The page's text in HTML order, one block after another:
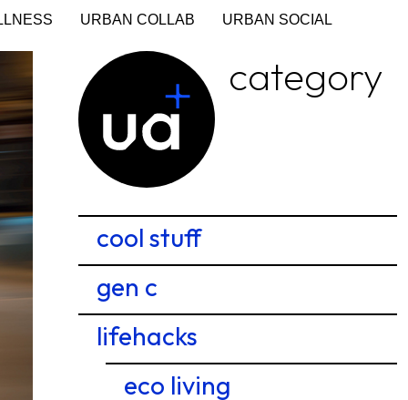
URBAN COLLAB URBAN SOCIAL
category
cool stuff
gen c
lifehacks
eco living